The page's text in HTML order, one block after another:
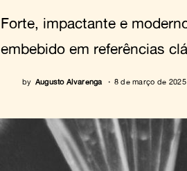
Forte, impactante e
embebido em referências
by Augusto Alvarenga 8 de março de 2025